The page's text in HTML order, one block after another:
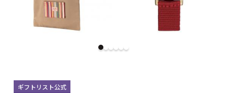
ギフトリスト公式